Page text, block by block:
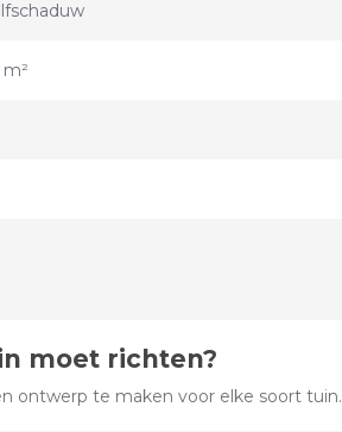
moet richten?
ontwerp te maken voor elke soort tuin.